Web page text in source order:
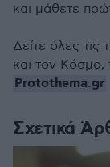
Σχετικά
και μάθετε
Δείτε όλες τις
και τον Κόσμο,
Protothema.gr